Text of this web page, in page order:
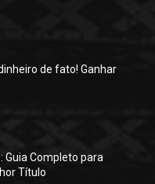
de fato! Ganhar
Guia Completo para
Título